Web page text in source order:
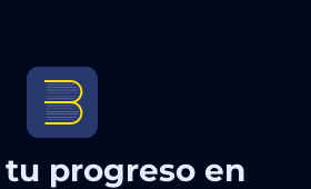
tu progreso en